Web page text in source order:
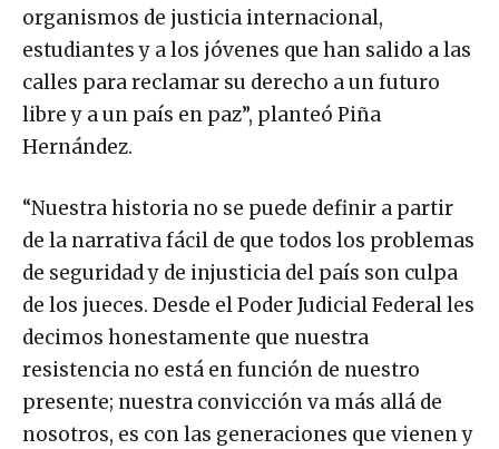
organismos de justicia internacional,
estudiantes y a los jóvenes que han salido a las
calles para reclamar su derecho a un futuro
libre y a un país en paz”, planteó Piña
Hernández.
“Nuestra historia no se puede definir a partir
de la narrativa fácil de que todos los problemas
de seguridad y de injusticia del país son culpa
de los jueces. Desde el Poder Judicial Federal les
decimos honestamente que nuestra
resistencia no está en función de nuestro
presente; nuestra convicción va más allá de
nosotros, es con las generaciones que vienen y